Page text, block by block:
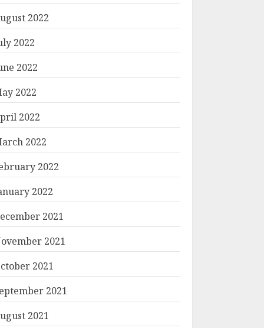
2022
2022
2022
2022
2022
2022
2022
2022
2021
2021
2021
2021
2021